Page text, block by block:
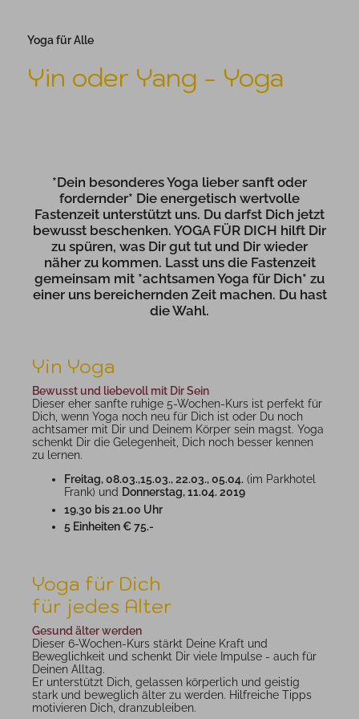
Yoga für Alle
Yin oder Yang - Yoga
*Dein besonderes Yoga lieber sanft oder
fordernder* Die energetisch wertvolle
Fastenzeit unterstützt uns. Du darfst Dich jetzt
bewusst beschenken. YOGA FÜR DICH hilft Dir
zu spüren, was Dir gut tut und Dir wieder
näher zu kommen. Lasst uns die Fastenzeit
gemeinsam mit *achtsamen Yoga für Dich* zu
einer uns bereichernden Zeit machen. Du hast
die Wahl.
Yin Yoga
Bewusst und liebevoll mit Dir Sein
Dieser eher sanfte ruhige 5-Wochen-Kurs ist perfekt für
Dich, wenn Yoga noch neu für Dich ist oder Du noch
achtsamer mit Dir und Deinem Körper sein magst. Yoga
schenkt Dir die Gelegenheit, Dich noch besser kennen
zu lernen.
Freitag, 08.03.,15.03., 22.03., 05.04. (im Parkhotel
Frank) und Donnerstag, 11.04. 2019
19.30 bis 21.00 Uhr
5 Einheiten € 75.-
Yoga für Dich
für jedes Alter
Gesund älter werden
Dieser 6-Wochen-Kurs stärkt Deine Kraft und
Beweglichkeit und schenkt Dir viele Impulse - auch für
Deinen Alltag.
Er unterstützt Dich, gelassen körperlich und geistig
stark und beweglich älter zu werden. Hilfreiche Tipps
motivieren Dich, dranzubleiben.